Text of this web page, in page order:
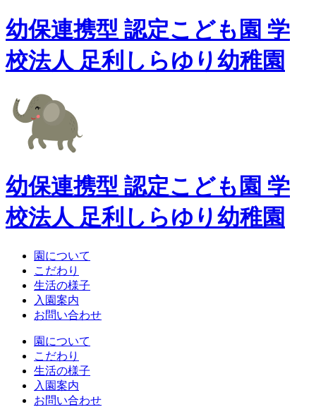
幼保連携型 認定こども園 学
校法人 足利しらゆり幼稚園
幼保連携型 認定こども園 学
校法人 足利しらゆり幼稚園
園について
こだわり
生活の様子
入園案内
お問い合わせ
園について
こだわり
生活の様子
入園案内
お問い合わせ